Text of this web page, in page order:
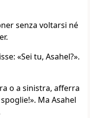
senza voltarsi né
«Sei tu, Asahel?».
o a sinistra, afferra
Ma Asahel